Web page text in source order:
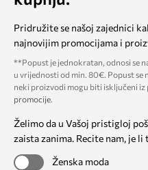
Pridružite se našoj zajednici
najnovijim promocijama i
**Popust je jednokratan, odnosi se
u vrijednosti od min. 80€. Popust se
neki proizvodi mogu biti isključeni
promocije.
Želimo da u Vašoj pristigloj
zaista zanima. Recite nam, je li
Ženska moda